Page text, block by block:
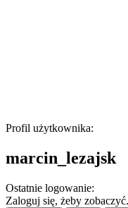
Profil użytkownika:
marcin_lezajsk
Ostatnie logowanie:
Zaloguj się, żeby zobaczyć.